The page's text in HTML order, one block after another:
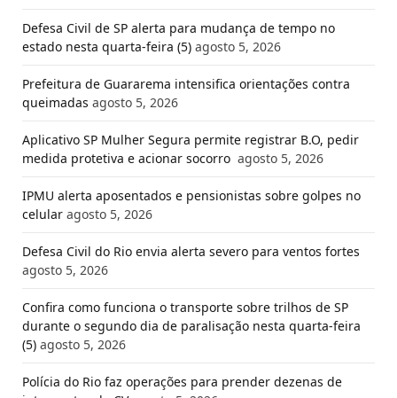
Defesa Civil de SP alerta para mudança de tempo no
estado nesta quarta-feira (5) agosto 5, 2026
Prefeitura de Guararema intensifica orientações contra
queimadas agosto 5, 2026
Aplicativo SP Mulher Segura permite registrar B.O, pedir
medida protetiva e acionar socorro agosto 5, 2026
IPMU alerta aposentados e pensionistas sobre golpes no
celular agosto 5, 2026
Defesa Civil do Rio envia alerta severo para ventos fortes
agosto 5, 2026
Confira como funciona o transporte sobre trilhos de SP
durante o segundo dia de paralisação nesta quarta-feira
(5) agosto 5, 2026
Polícia do Rio faz operações para prender dezenas de